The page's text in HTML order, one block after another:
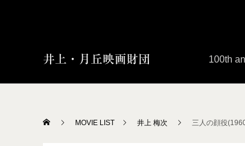
100th
MOVIE LIST 井上 梅次 三人の顔役